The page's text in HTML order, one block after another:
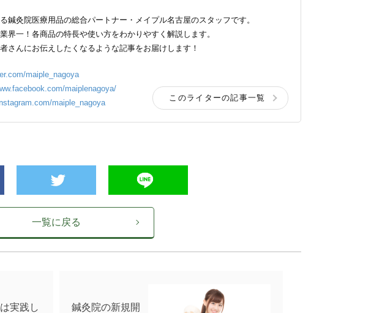
鍼灸院医療用品の総合パートナー・メイプル名古屋のスタッフです。
界一！各商品の特長や使い方をわかりやすく解説します。
さんにお伝えしたくなるような記事をお届けします！
maiple_nagoya
maiplenagoya/
maiple_nagoya
このライターの記事一覧
一覧に戻る
実践し
鍼灸院の新規開